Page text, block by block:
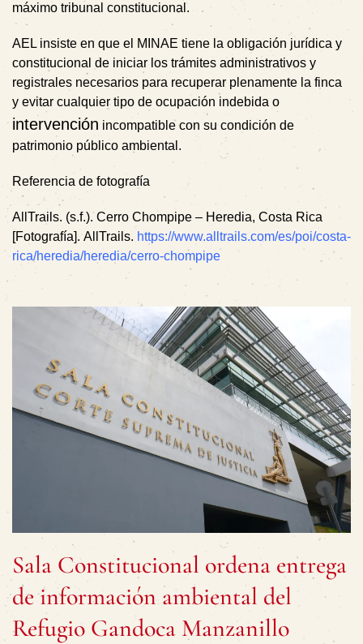
máximo tribunal constitucional.
AEL insiste en que el MINAE tiene la obligación jurídica y
constitucional de iniciar los trámites administrativos y
registrales necesarios para recuperar plenamente la finca
y evitar cualquier tipo de ocupación indebida o
intervención incompatible con su condición de
patrimonio público ambiental.
Referencia de fotografía
AllTrails. (s.f.). Cerro Chompipe – Heredia, Costa Rica
[Fotografía]. AllTrails. https://www.alltrails.com/es/poi/costa-
rica/heredia/heredia/cerro-chompipe
Sala Constitucional ordena entrega
de información ambiental del
Refugio Gandoca Manzanillo